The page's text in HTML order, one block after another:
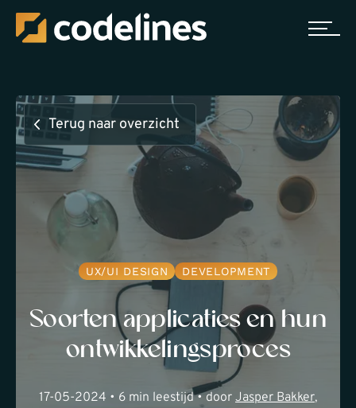
Terug naar overzicht
UX/UI DESIGN DEVELOPMENT
Soorten applicaties en hun
ontwikkelingsproces
17-05-2024 • 6 min leestijd • door Jasper Bakker,